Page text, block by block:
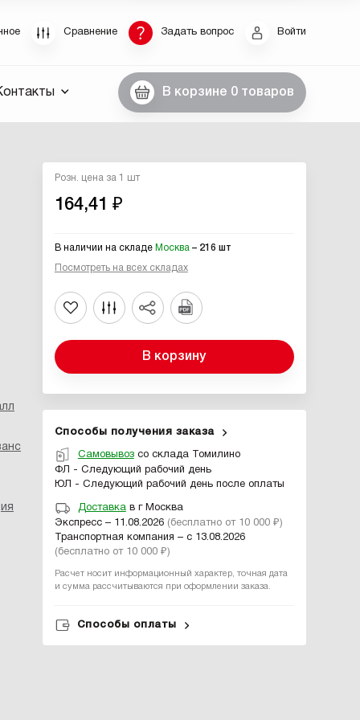
Сравнение Задать вопрос Войти
В корзине 0 товаров
Розн. цена за 1 шт
164,41 ₽
В наличии на складе Москва – 216 шт
Посмотреть на всех складах
В корзину
Способы получения заказа
Самовывозсо склада Томилино
ФЛ - Следующий рабочий день
ЮЛ - Следующий рабочий день после оплаты
Доставкав г Москва
Экспресс – 11.08.2026 (бесплатно от 10 000 ₽)
Транспортная компания – с 13.08.2026
(бесплатно от 10 000 ₽)
Расчет носит информационный характер, точная дата
и сумма рассчитываются при оформлении заказа.
Способы оплаты
пароля
пароль, введите E-Mail. Контрольная строка
а также ваши регистрационные данные,
вам по E-Mail.
для восстановления